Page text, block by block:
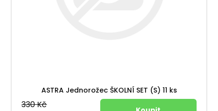
ASTRA Jednorožec ŠKOLNÍ SET (S) 11 ks
330 Kč